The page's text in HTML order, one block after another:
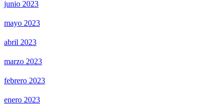
junio 2023
mayo 2023
abril 2023
marzo 2023
febrero 2023
enero 2023